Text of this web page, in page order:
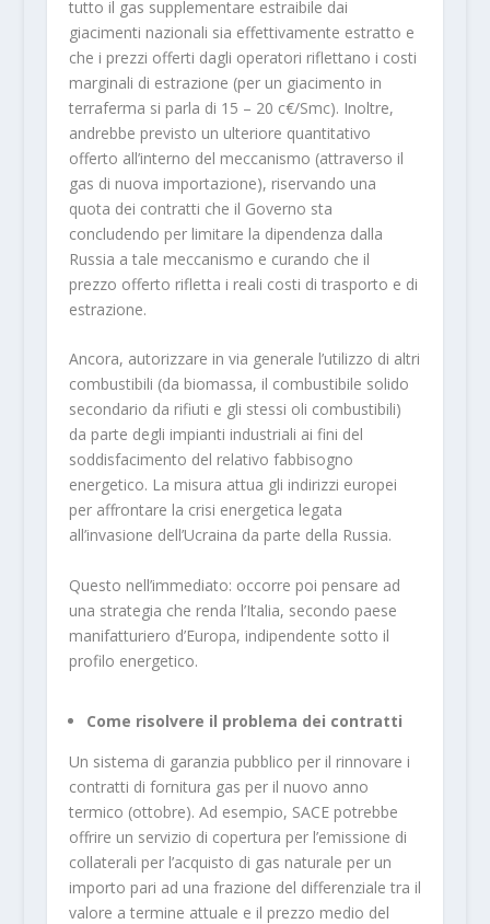
tutto il gas supplementare estraibile dai
giacimenti nazionali sia effettivamente estratto e
che i prezzi offerti dagli operatori riflettano i costi
marginali di estrazione (per un giacimento in
terraferma si parla di 15 – 20 c€/Smc). Inoltre,
andrebbe previsto un ulteriore quantitativo
offerto all’interno del meccanismo (attraverso il
gas di nuova importazione), riservando una
quota dei contratti che il Governo sta
concludendo per limitare la dipendenza dalla
Russia a tale meccanismo e curando che il
prezzo offerto rifletta i reali costi di trasporto e di
estrazione.
Ancora, autorizzare in via generale l’utilizzo di altri
combustibili (da biomassa, il combustibile solido
secondario da rifiuti e gli stessi oli combustibili)
da parte degli impianti industriali ai fini del
soddisfacimento del relativo fabbisogno
energetico. La misura attua gli indirizzi europei
per affrontare la crisi energetica legata
all’invasione dell’Ucraina da parte della Russia.
Questo nell’immediato: occorre poi pensare ad
una strategia che renda l’Italia, secondo paese
manifatturiero d’Europa, indipendente sotto il
profilo energetico.
Come risolvere il problema dei contratti
Un sistema di garanzia pubblico per il rinnovare i
contratti di fornitura gas per il nuovo anno
termico (ottobre). Ad esempio, SACE potrebbe
offrire un servizio di copertura per l’emissione di
collaterali per l’acquisto di gas naturale per un
importo pari ad una frazione del differenziale tra il
valore a termine attuale e il prezzo medio del